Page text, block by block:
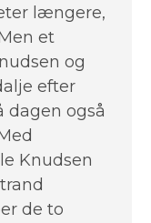
længere,
et
og
efter
dagen også
Knudsen
de to